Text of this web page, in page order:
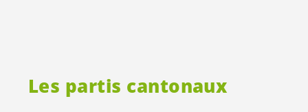
Les partis cantonaux